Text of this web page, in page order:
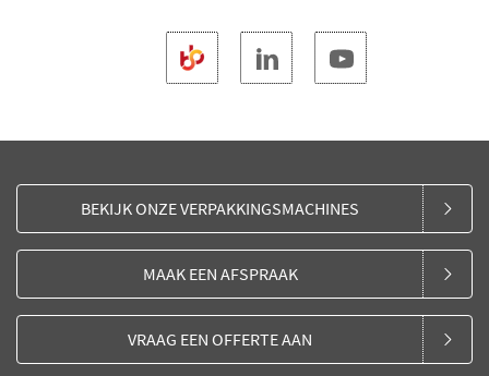
BEKIJK ONZE VERPAKKINGSMACHINES
MAAK EEN AFSPRAAK
VRAAG EEN OFFERTE AAN